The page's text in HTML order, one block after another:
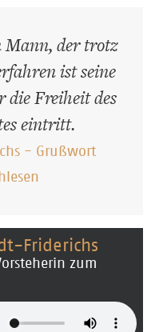
Mann, der trotz
ist seine
die Freiheit des
eintritt.
- Grußwort
Friderichs
zum